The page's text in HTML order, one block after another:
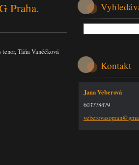
Praha.
Táňa Vaněčková
Kontakt
Jana Veberová
603778479
veberovasopran@g